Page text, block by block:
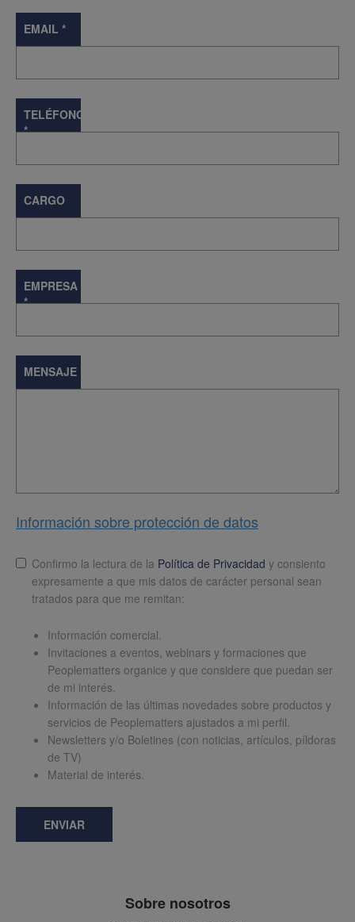
EMAIL *
TELÉFONO
*
CARGO
EMPRESA
*
MENSAJE
Información sobre protección de datos
LopdConfirmo la lectura de la Política de Privacidad y consiento
expresamente a que mis datos de carácter personal sean
tratados para que me remitan:
Información comercial.
Invitaciones a eventos, webinars y formaciones que
Peoplematters organice y que considere que puedan ser
de mi interés.
Información de las últimas novedades sobre productos y
servicios de Peoplematters ajustados a mi perfil.
Newsletters y/o Boletines (con noticias, artículos, píldoras
de TV)
Material de interés.
ENVIAR
Sobre nosotros